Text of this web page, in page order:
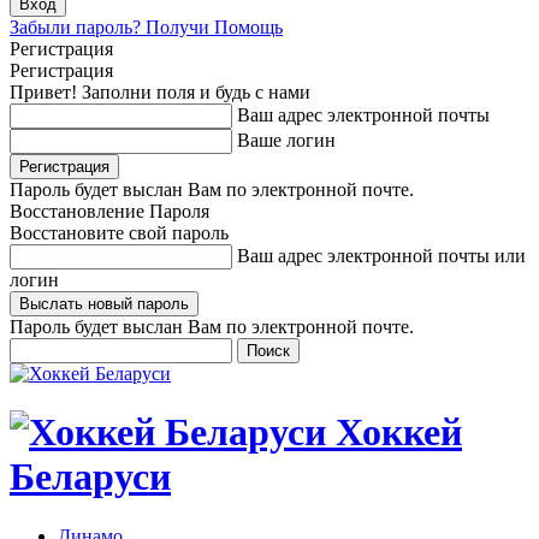
Забыли пароль? Получи Помощь
Регистрация
Регистрация
Привет! Заполни поля и будь с нами
Ваш адрес электронной почты
Ваше логин
Пароль будет выслан Вам по электронной почте.
Восстановление Пароля
Восстановите свой пароль
Ваш адрес электронной почты или
логин
Пароль будет выслан Вам по электронной почте.
Хоккей
Беларуси